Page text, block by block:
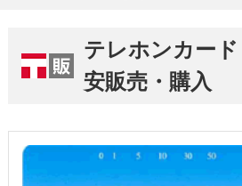
テレホンカー
安販売・購入